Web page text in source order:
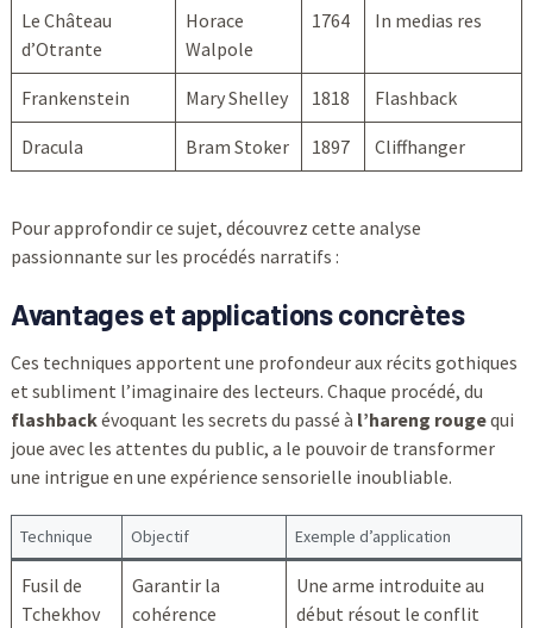
Le Château
d’Otrante
Horace
Walpole
1764 In medias res
Frankenstein Mary Shelley 1818 Flashback
Dracula Bram Stoker 1897 Cliffhanger
Pour approfondir ce sujet, découvrez cette analyse
passionnante sur les procédés narratifs :
Avantages et applications concrètes
Ces techniques apportent une profondeur aux récits gothiques
et subliment l’imaginaire des lecteurs. Chaque procédé, du
flashbackévoquant les secrets du passé à l’hareng rougequi
joue avec les attentes du public, a le pouvoir de transformer
une intrigue en une expérience sensorielle inoubliable.
Technique Objectif Exemple d’application
Fusil de
Tchekhov
Garantir la
cohérence
Une arme introduite au
début résout le conflit